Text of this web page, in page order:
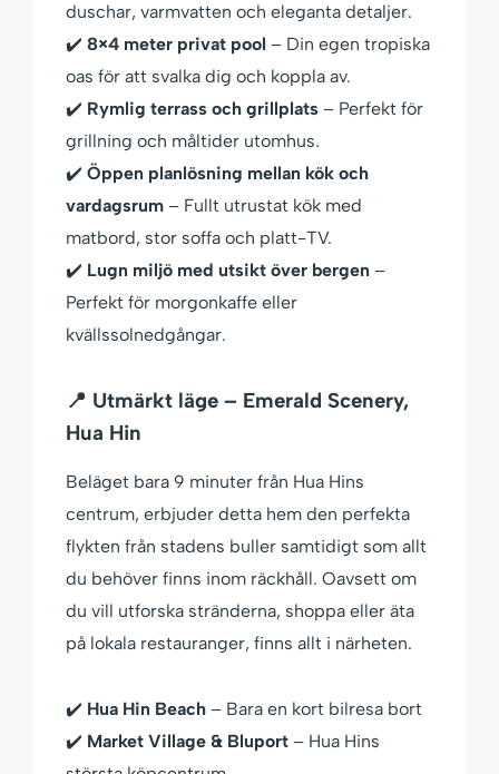
duschar, varmvatten och eleganta detaljer.
✔️ 8×4 meter privat pool – Din egen tropiska
oas för att svalka dig och koppla av.
✔️ Rymlig terrass och grillplats – Perfekt för
grillning och måltider utomhus.
✔️ Öppen planlösning mellan kök och
vardagsrum – Fullt utrustat kök med
matbord, stor soffa och platt-TV.
✔️ Lugn miljö med utsikt över bergen –
Perfekt för morgonkaffe eller
kvällssolnedgångar.
📍 Utmärkt läge – Emerald Scenery,
Hua Hin
Beläget bara 9 minuter från Hua Hins
centrum, erbjuder detta hem den perfekta
flykten från stadens buller samtidigt som allt
du behöver finns inom räckhåll. Oavsett om
du vill utforska stränderna, shoppa eller äta
på lokala restauranger, finns allt i närheten.
✔️ Hua Hin Beach – Bara en kort bilresa bort
✔️ Market Village & Bluport – Hua Hins